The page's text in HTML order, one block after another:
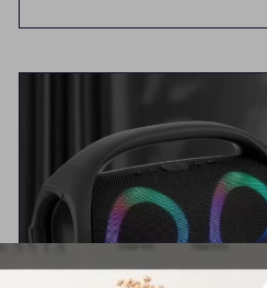
Funciones:
-Bluetooth
-Entradas: DCSV/USB/TF/AUX
-Opción para uso con cable o
inalámbrico
-Batería de 10000 mAh